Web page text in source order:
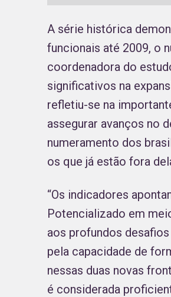
A série histórica
funcionais até 2009, o
coordenadora do
significativos na
refletiu-se na
assegurar avanços no
numeramento dos
os que já estão fora
“Os indicadores
Potencializado em
aos profundos
pela capacidade de
nessas duas novas
é considerada